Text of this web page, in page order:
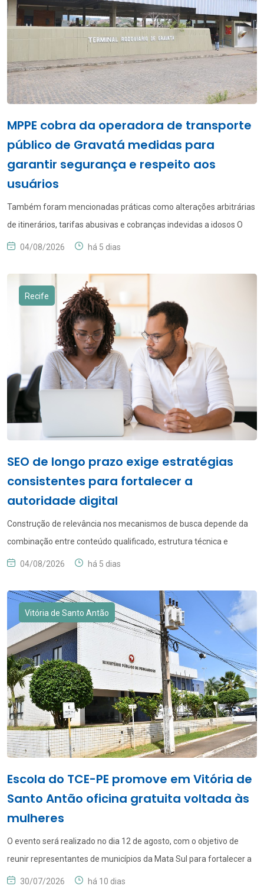
MPPE cobra da operadora de transporte
público de Gravatá medidas para
garantir segurança e respeito aos
usuários
Também foram mencionadas práticas como alterações arbitrárias
de itinerários, tarifas abusivas e cobranças indevidas a idosos O
Ministério Público de Pernambuco (MPPE), por intermédio da 1ª
Rodoviária Gravataense que adote providências voltadas a
regulamentar sua frota de ônibus utilizada no serviço de
transporte coletivo. Dentre as medidas […]
04/08/2026 há 5 dias
Recife
SEO de longo prazo exige estratégias
consistentes para fortalecer a
autoridade digital
Construção de relevância nos mecanismos de busca depende da
combinação entre conteúdo qualificado, estrutura técnica e
referências externas ao longo do tempo A presença de uma
é definida por uma única ação isolada. Estratégias de SEO de longo
prazo envolvem um conjunto de práticas que trabalham […]
04/08/2026 há 5 dias
Vitória de Santo Antão
Escola do TCE-PE promove em Vitória de
Santo Antão oficina gratuita voltada às
mulheres
O evento será realizado no dia 12 de agosto, com o objetivo de
reunir representantes de municípios da Mata Sul para fortalecer a
atuação de gestores públicos e representantes do controle social.
30/07/2026 há 10 dias